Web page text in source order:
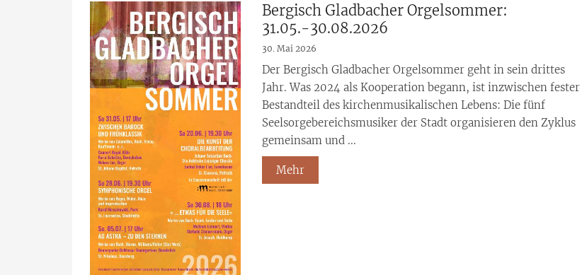
Bergisch Gladbacher Orgelsommer:
31.05.-30.08.2026
30. Mai 2026
Der Bergisch Gladbacher Orgelsommer geht in sein drittes
Jahr. Was 2024 als Kooperation begann, ist inzwischen fester
Bestandteil des kirchenmusikalischen Lebens: Die fünf
Seelsorgebereichsmusiker der Stadt organisieren den Zyklus
gemeinsam und ...
Mehr